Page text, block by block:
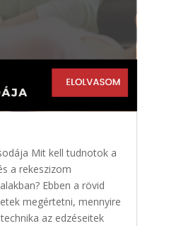
Mit kell tudnotok a
a rekeszizom
Ebben a rövid
megértetni, mennyire
az edzéseitek